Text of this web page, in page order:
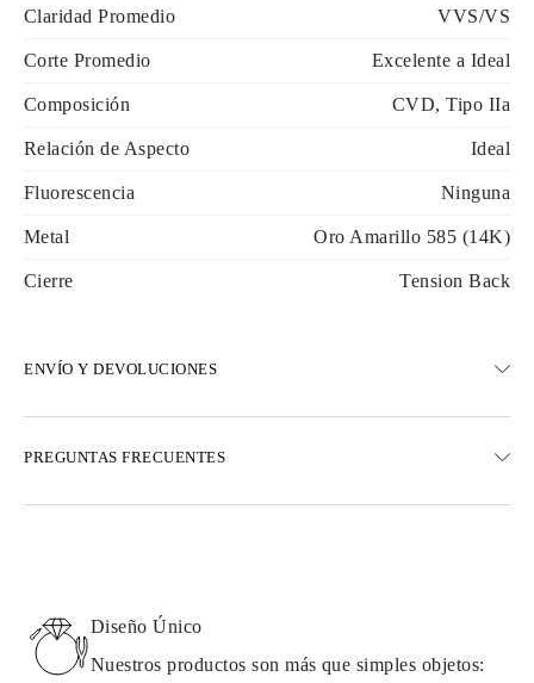
Claridad Promedio VVS/VS
Corte Promedio Excelente a Ideal
Composición CVD, Tipo IIa
Relación de Aspecto Ideal
Fluorescencia Ninguna
Metal Oro Amarillo 585 (14K)
Cierre Tension Back
ENVÍO Y DEVOLUCIONES
Opciones de entrega exprés también están disponibles
Detalles sobre métodos de envío, costos y tiempos de entrega se
pueden encontrar en laspreguntas frecuentes sobre la entrega
PREGUNTAS FRECUENTES
Diseño Único
Nuestros productos son más que simples objetos: